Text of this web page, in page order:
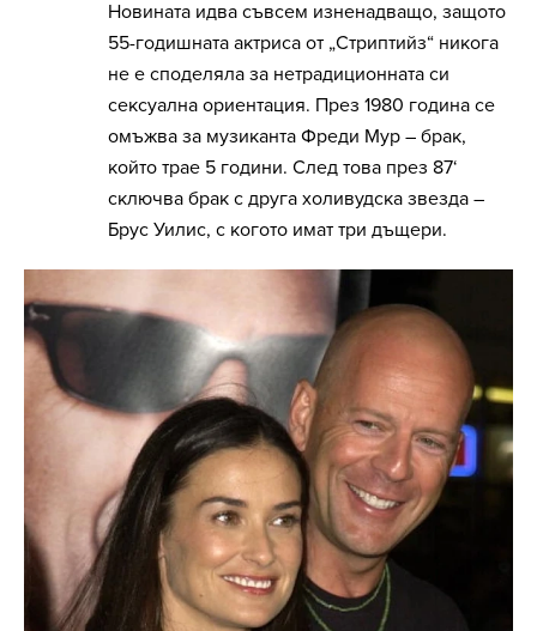
Новината идва съвсем изненадващо, защото
55-годишната актриса от „Стриптийз“ никога
не е споделяла за нетрадиционната си
сексуална ориентация. През 1980 година се
омъжва за музиканта Фреди Мур – брак,
който трае 5 години. След това през 87‘
сключва брак с друга холивудска звезда –
Брус Уилис, с когото имат три дъщери.